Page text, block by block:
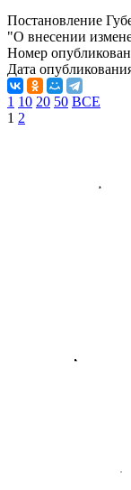
Постановление
"О внесении
Номер
Дата
1 10 20 50 ВСЕ
1 2